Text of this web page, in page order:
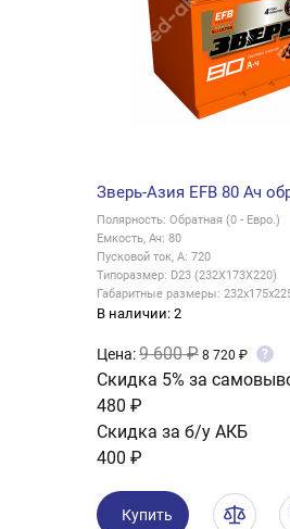
Зверь-Азия EFB 80 Ач
Полярность: Обратная (0 - Евро.)
Емкость, Ач: 80
Пусковой ток, А: 720
Типоразмер: D23 (232X173X220)
Габаритные размеры:
В наличии: 2
Цена:9 600 ₽ 8 720 ₽ ?
Скидка 5% за
480 ₽
Скидка за б/у АКБ
400 ₽
Купить